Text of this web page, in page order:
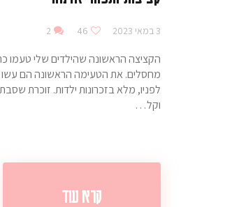
3 במאי 2023 46
2
הקציצה הראשונה שהילדים שלי טעמו
מחסלים. את הטעימה הראשונה הם עשו
לפניו, מלא בזכרונות ילדות. זוכרת
וקל…
קרא עוד